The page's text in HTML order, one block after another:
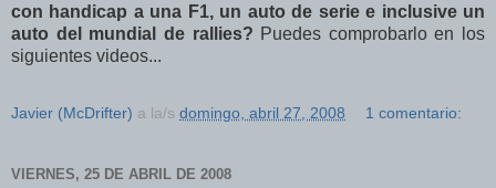
con handicap a una F1, un auto de serie e inclusive un
auto del mundial de rallies? Puedes comprobarlo en los
siguientes videos...
Javier (McDrifter) a la/s domingo, abril 27, 2008 1 comentario:
VIERNES, 25 DE ABRIL DE 2008